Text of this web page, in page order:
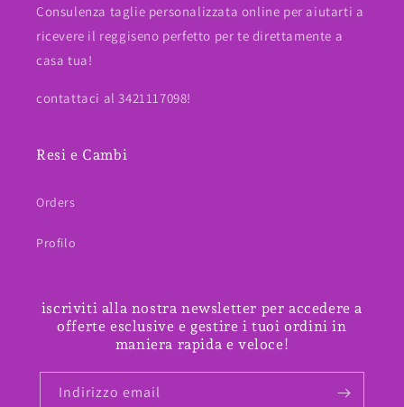
Consulenza taglie personalizzata online per aiutarti a
ricevere il reggiseno perfetto per te direttamente a
casa tua!
contattaci al 3421117098!
Resi e Cambi
Orders
Profilo
iscriviti alla nostra newsletter per accedere a
offerte esclusive e gestire i tuoi ordini in
maniera rapida e veloce!
Indirizzo email